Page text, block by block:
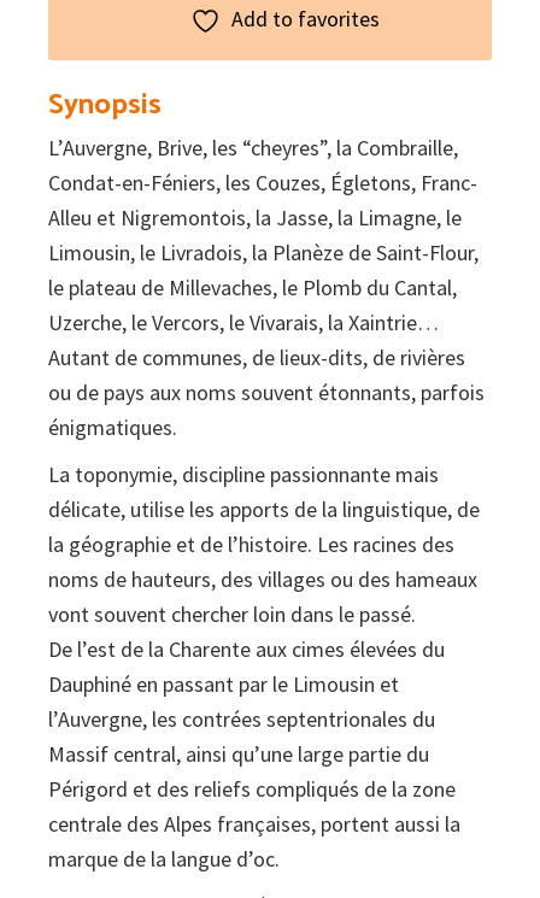
Add to favorites
Synopsis
L’Auvergne, Brive, les “cheyres”, la Combraille,
Condat-en-Féniers, les Couzes, Égletons, Franc-
Alleu et Nigremontois, la Jasse, la Limagne, le
Limousin, le Livradois, la Planèze de Saint-Flour,
le plateau de Millevaches, le Plomb du Cantal,
Uzerche, le Vercors, le Vivarais, la Xaintrie…
Autant de communes, de lieux-dits, de rivières
ou de pays aux noms souvent étonnants, parfois
énigmatiques.
La toponymie, discipline passionnante mais
délicate, utilise les apports de la linguistique, de
la géographie et de l’histoire. Les racines des
noms de hauteurs, des villages ou des hameaux
vont souvent chercher loin dans le passé.
De l’est de la Charente aux cimes élevées du
Dauphiné en passant par le Limousin et
l’Auvergne, les contrées septentrionales du
Massif central, ainsi qu’une large partie du
Périgord et des reliefs compliqués de la zone
centrale des Alpes françaises, portent aussi la
marque de la langue d’oc.